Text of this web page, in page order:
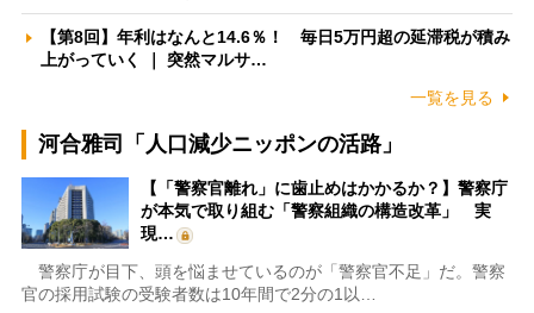
【第8回】年利はなんと14.6％！ 毎日5万円超の延滞税が積み
上がっていく ｜ 突然マルサ…
一覧を見る
河合雅司「人口減少ニッポンの活路」
【「警察官離れ」に歯止めはかかるか？】警察庁
が本気で取り組む「警察組織の構造改革」 実
現…
警察庁が目下、頭を悩ませているのが「警察官不足」だ。警察
官の採用試験の受験者数は10年間で2分の1以…